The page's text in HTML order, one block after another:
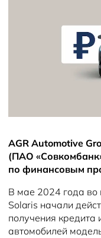
AGR Automotive
(ПАО
по финансовым
В мае 2024 года во
Solaris начали
получения кредита
автомобилей